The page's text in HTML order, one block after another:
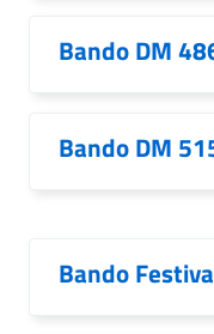
Bando DM
Bando DM
Bando